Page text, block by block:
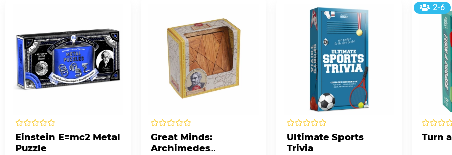
Einstein E=mc2 Metal
Puzzle
Great Minds:
Archimedes
Ultimate Sports
Trivia
2-6
Turn